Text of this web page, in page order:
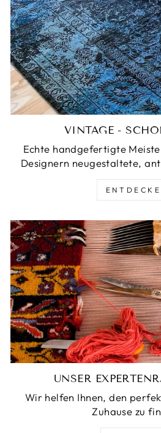
VINTAGE -
Echte handgefertigte
Designern neugestaltete,
UNSER
Wir helfen Ihnen, den
Zuhause zu